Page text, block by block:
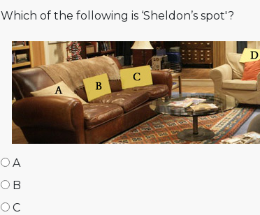
Which of the following is ‘Sheldon’s spot'?
A
B
C